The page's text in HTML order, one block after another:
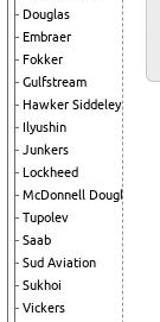
Douglas
Embraer
Fokker
Gulfstream
Hawker Siddeley
Ilyushin
Junkers
Lockheed
McDonnell Douglas
Tupolev
Saab
Sud Aviation
Sukhoi
Vickers